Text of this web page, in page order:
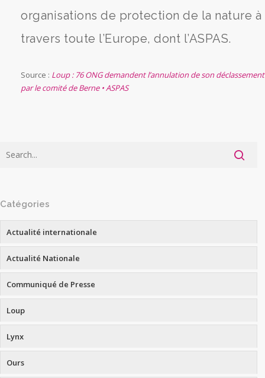
organisations de protection de la nature à
travers toute l’Europe, dont l’ASPAS.
Source : Loup : 76 ONG demandent l’annulation de son déclassement
par le comité de Berne • ASPAS
Catégories
Actualité internationale
Actualité Nationale
Communiqué de Presse
Loup
Lynx
Ours